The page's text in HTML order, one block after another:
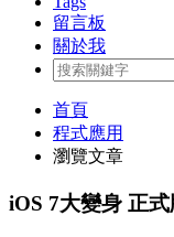
留言板
關於我
首頁
程式應用
瀏覽文章
iOS 7大變身 正